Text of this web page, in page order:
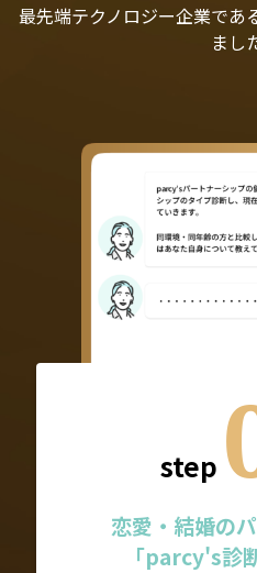
最先端テクノロジー企業であ
まし
step
恋愛・結婚の
「parcy's診